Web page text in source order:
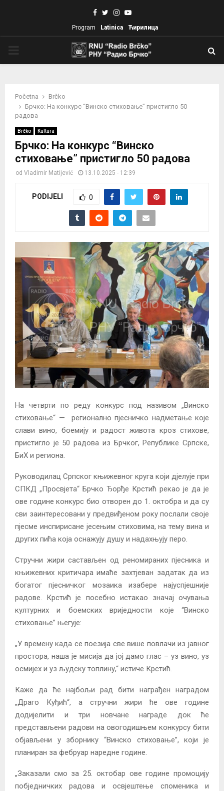
Facebook
TwitterInstagram
Youtube
Program Latinica Ћирилица
Početna
Brčko
Брчко: На конкурс “Винско стиховање” пристигло 50
радова
Brčko Kultura
Брчко: На конкурс “Винско
стиховање” пристигло 50 радова
od Vladimir Matijević 13.10.2025 - 12:39
PODIJELI 0
На четврти по реду конкурс под називом „Винско
стиховање“ — регионално пјесничко надметање које
слави вино, боемију и радост живота кроз стихове,
пристигло је 50 радова из Брчког, Републике Српске,
БиХ и региона.
Руководилац Српског књижевног круга који дјелује при
СПКД „Просвјета“ Брчко Ђорђе Крстић рекао је да је
ове године конкурс био отворен до 1. октобра и да су
сви заинтересовани у предвиђеном року послали своје
пјесме инспирисане јесењим стиховима, на тему вина и
других пића која оснажују душу и надахњују перо.
Стручни жири састављен од реномираних пјесника и
књижевних критичара имаће захтјеван задатак да из
богатог пјесничког мозаика изабере најуспјешније
радове. Крстић је посебно истакао значај очувања
културних и боемских вриједности које “Винско
стиховање” његује:
„У времену када се поезија све више повлачи из јавног
простора, наша је мисија да јој дамо глас – уз вино, уз
осмијех и уз људску топлину,“ истиче Крстић.
Каже да ће најбољи рад бити награђен наградом
„Драго Куђић“, а стручни жири ће ове године
додијелити и три новчане награде док ће
представљени радови на овогодишњем конкурсу бити
објављени у зборнику “Винско стиховање”, који је
планиран за фебруар наредне године.
„Заказали смо за 25. октобар ове године промоцију
побједничких радова и освјештење споменика и